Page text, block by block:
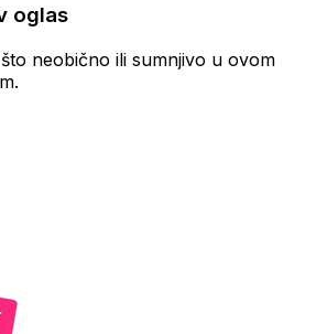
oglas
neobično ili sumnjivo u ovom